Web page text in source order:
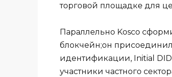
торговой площадке для
Параллельно Kosco
блокчейн;он
идентификации, Initial DID
участники частного